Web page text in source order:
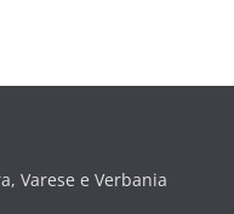
Varese e Verbania